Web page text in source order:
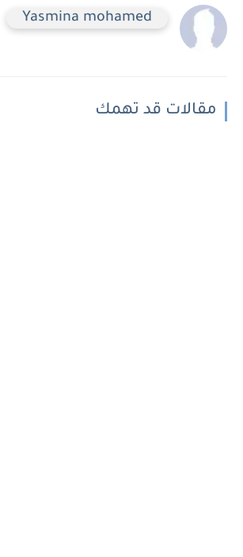
Yasmina mohamed
مقالات قد تهمك